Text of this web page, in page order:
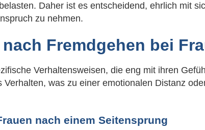
Daher ist es entscheidend, ehrlich mit
zu nehmen.
Fremdgehen bei
Verhaltensweisen, die eng mit ihren
was zu einer emotionalen Distanz
nach einem Seitensprung